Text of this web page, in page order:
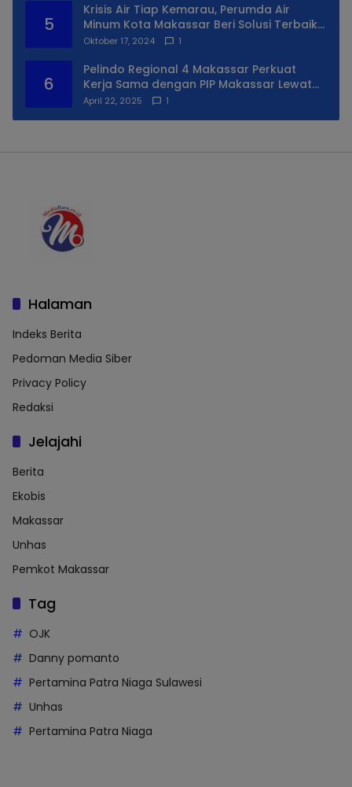
5
Krisis Air Tiap Kemarau, Perumda Air
Minum Kota Makassar Beri Solusi Terbaik
Untuk Daerah Utara Kota
Oktober 17, 2024 1
6
Pelindo Regional 4 Makassar Perkuat
Kerja Sama dengan PIP Makassar Lewat
Praktek Lapangan
April 22, 2025 1
Halaman
Indeks Berita
Pedoman Media Siber
Privacy Policy
Redaksi
Jelajahi
Berita
Ekobis
Makassar
Unhas
Pemkot Makassar
Tag
OJK
Danny pomanto
Pertamina Patra Niaga Sulawesi
Unhas
Pertamina Patra Niaga